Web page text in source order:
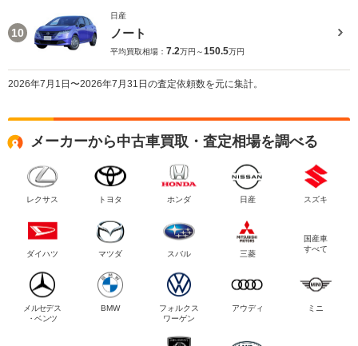
10
日産
ノート
平均買取相場： 7.2万円～150.5万円
2026年7月1日〜2026年7月31日の査定依頼数を元に集計。
メーカーから中古車買取・査定相場を調べる
レクサス トヨタ ホンダ 日産 スズキ
ダイハツ マツダ スバル 三菱
国産車
すべて
メルセデス
・ベンツ
BMW
フォルクス
ワーゲン
アウディ ミニ